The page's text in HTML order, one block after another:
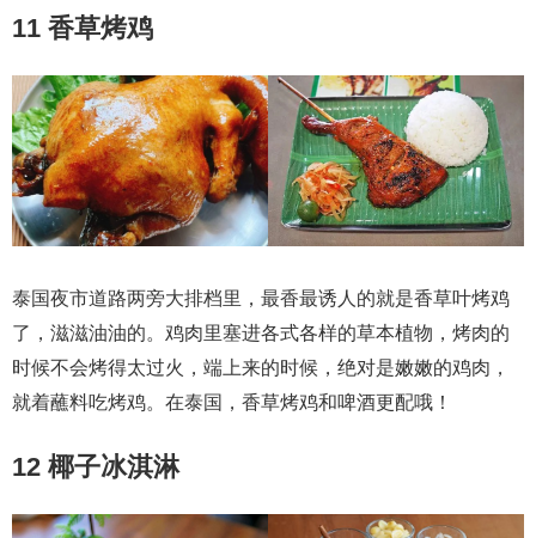
11 香草烤鸡
泰国夜市道路两旁大排档里，最香最诱人的就是香草叶烤鸡
了，滋滋油油的。鸡肉里塞进各式各样的草本植物，烤肉的
时候不会烤得太过火，端上来的时候，绝对是嫩嫩的鸡肉，
就着蘸料吃烤鸡。在泰国，香草烤鸡和啤酒更配哦！
12 椰子冰淇淋